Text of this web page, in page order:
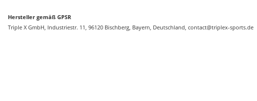
Hersteller gemäß GPSR
Triple X GmbH, Industriestr. 11, 96120 Bischberg, Bayern, Deutschland, contact@triplex-sports.de